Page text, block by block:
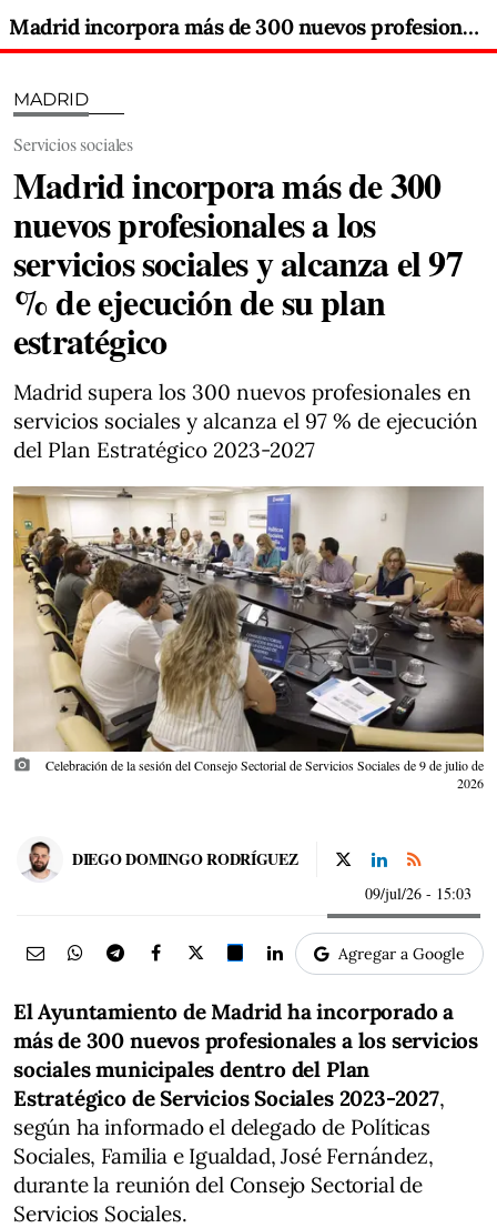
Madrid incorpora más de 300 nuevos profesionales a los servicios sociales y alcanza el 97 % de ejecución de su plan estratégico
MADRID
Servicios sociales
Madrid incorpora más de 300
nuevos profesionales a los
servicios sociales y alcanza el 97
% de ejecución de su plan
estratégico
Madrid supera los 300 nuevos profesionales en
servicios sociales y alcanza el 97 % de ejecución
del Plan Estratégico 2023-2027
photo_camera
Celebración de la sesión del Consejo Sectorial de Servicios Sociales de 9 de julio de
2026
DIEGO DOMINGO RODRÍGUEZ
09/jul/26 - 15:03
Agregar a Google
El Ayuntamiento de Madrid ha incorporado a
más de 300 nuevos profesionales a los servicios
sociales municipales dentro del Plan
Estratégico de Servicios Sociales 2023-2027,
según ha informado el delegado de Políticas
Sociales, Familia e Igualdad, José Fernández,
durante la reunión del Consejo Sectorial de
Servicios Sociales.